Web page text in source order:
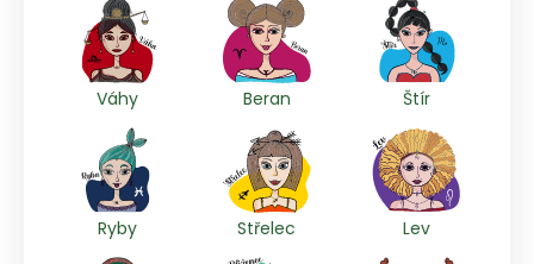
Váhy Beran Štír
Ryby Střelec Lev